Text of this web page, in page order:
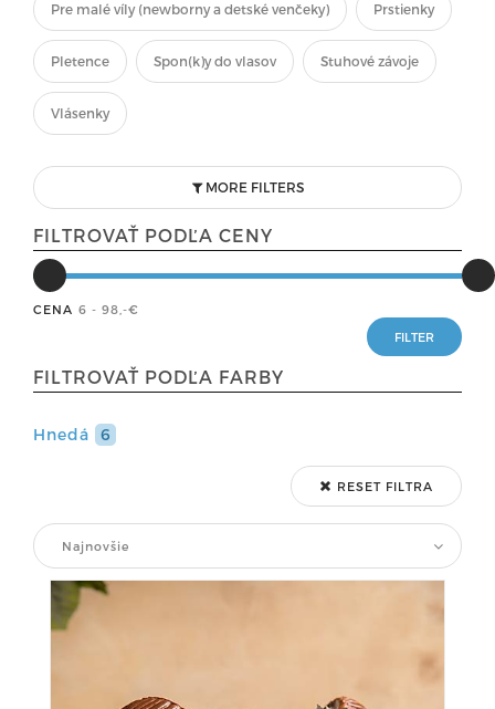
Pre malé víly (newborny a detské venčeky) Prstienky
Pletence Spon(k)y do vlasov Stuhové závoje
Vlásenky
MORE FILTERS
FILTROVAŤ PODĽA CENY
CENA 6 - 98 ,-€
FILTROVAŤ PODĽA FARBY
Hnedá 6
RESET FILTRA
Najnovšie